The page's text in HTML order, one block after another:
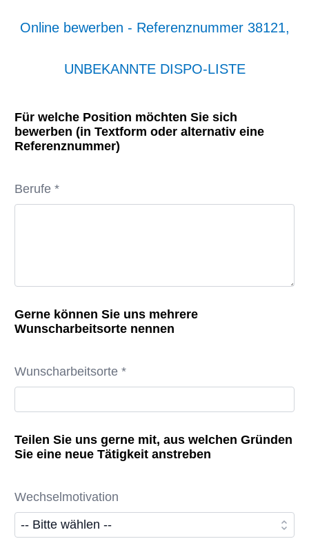
Online bewerben - Referenznummer 38121,
UNBEKANNTE DISPO-LISTE
Für welche Position möchten Sie sich
bewerben (in Textform oder alternativ eine
Referenznummer)
Berufe *
Gerne können Sie uns mehrere
Wunscharbeitsorte nennen
Wunscharbeitsorte *
Teilen Sie uns gerne mit, aus welchen Gründen
Sie eine neue Tätigkeit anstreben
Wechselmotivation